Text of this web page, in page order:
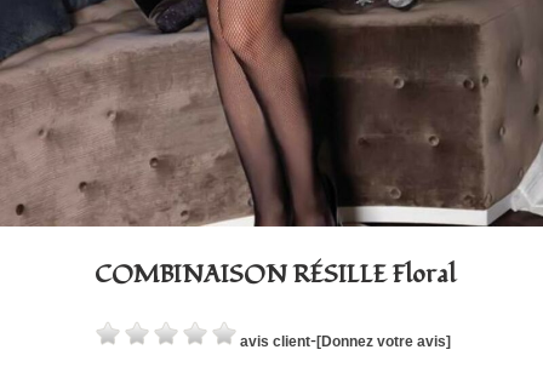
COMBINAISON RÉSILLE Floral
avis client-[Donnez votre avis]